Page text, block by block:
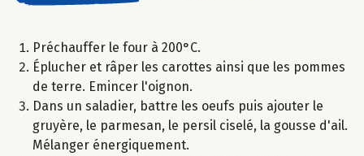
Préchauffer le four à 200°C.
Éplucher et râper les carottes ainsi que les pommes
de terre. Emincer l'oignon.
Dans un saladier, battre les oeufs puis ajouter le
gruyère, le parmesan, le persil ciselé, la gousse d'ail.
Mélanger énergiquement.